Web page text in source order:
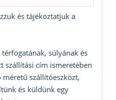
és tájékoztatjuk a
súlyának és
szállítási cím ismeretében
szállítóeszközt,
és küldünk egy